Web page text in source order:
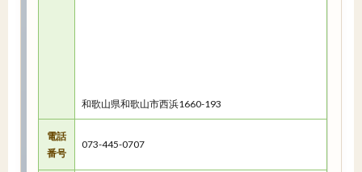
和歌山県和歌山市西浜1660-193
電話
番号
073-445-0707